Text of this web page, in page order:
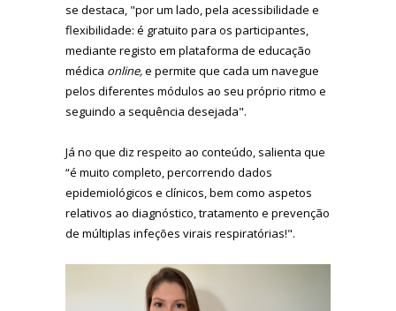
se destaca, "por um lado, pela acessibilidade e
flexibilidade: é gratuito para os participantes,
mediante registo em plataforma de educação
médica online,e permite que cada um navegue
pelos diferentes módulos ao seu próprio ritmo e
seguindo a sequência desejada".
Já no que diz respeito ao conteúdo, salienta que
“é muito completo, percorrendo dados
epidemiológicos e clínicos, bem como aspetos
relativos ao diagnóstico, tratamento e prevenção
de múltiplas infeções virais respiratórias!".